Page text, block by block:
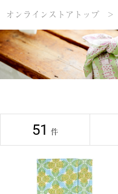
オンラインストアトップ
51